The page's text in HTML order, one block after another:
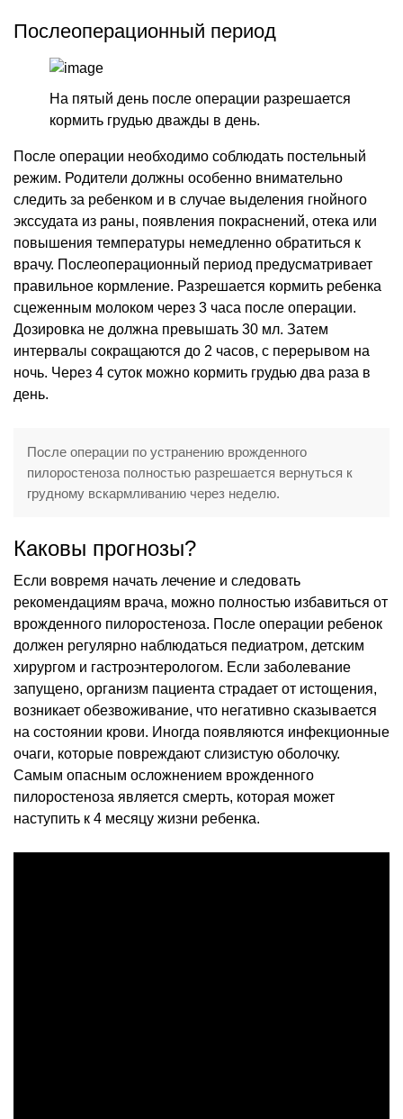
Послеоперационный период
На пятый день после операции разрешается
кормить грудью дважды в день.
После операции необходимо соблюдать постельный
режим. Родители должны особенно внимательно
следить за ребенком и в случае выделения гнойного
экссудата из раны, появления покраснений, отека или
повышения температуры немедленно обратиться к
врачу. Послеоперационный период предусматривает
правильное кормление. Разрешается кормить ребенка
сцеженным молоком через 3 часа после операции.
Дозировка не должна превышать 30 мл. Затем
интервалы сокращаются до 2 часов, с перерывом на
ночь. Через 4 суток можно кормить грудью два раза в
день.
После операции по устранению врожденного
пилоростеноза полностью разрешается вернуться к
грудному вскармливанию через неделю.
Каковы прогнозы?
Если вовремя начать лечение и следовать
рекомендациям врача, можно полностью избавиться от
врожденного пилоростеноза. После операции ребенок
должен регулярно наблюдаться педиатром, детским
хирургом и гастроэнтерологом. Если заболевание
запущено, организм пациента страдает от истощения,
возникает обезвоживание, что негативно сказывается
на состоянии крови. Иногда появляются инфекционные
очаги, которые повреждают слизистую оболочку.
Самым опасным осложнением врожденного
пилоростеноза является смерть, которая может
наступить к 4 месяцу жизни ребенка.